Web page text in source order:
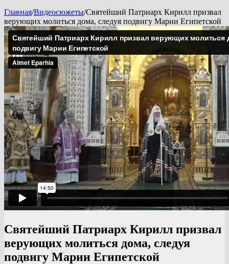
Главная/Видеосюжеты/Святейший Патриарх Кирилл призвал
верующих молиться дома, следуя подвигу Марии Египетской
Святейший Патриарх Кирилл призвал
верующих молиться дома, следуя
подвигу Марии Египетской